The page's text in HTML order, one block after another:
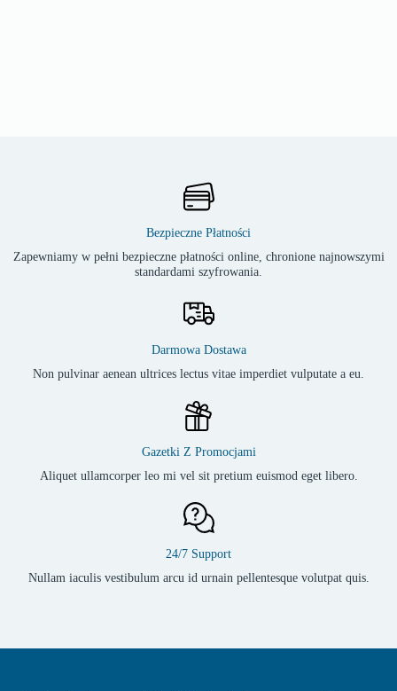
Bezpieczne Płatności
Zapewniamy w pełni bezpieczne płatności online, chronione najnowszymi
standardami szyfrowania.
Darmowa Dostawa
Non pulvinar aenean ultrices lectus vitae imperdiet vulputate a eu.
Gazetki Z Promocjami
Aliquet ullamcorper leo mi vel sit pretium euismod eget libero.
24/7 Support
Nullam iaculis vestibulum arcu id urnain pellentesque volutpat quis.